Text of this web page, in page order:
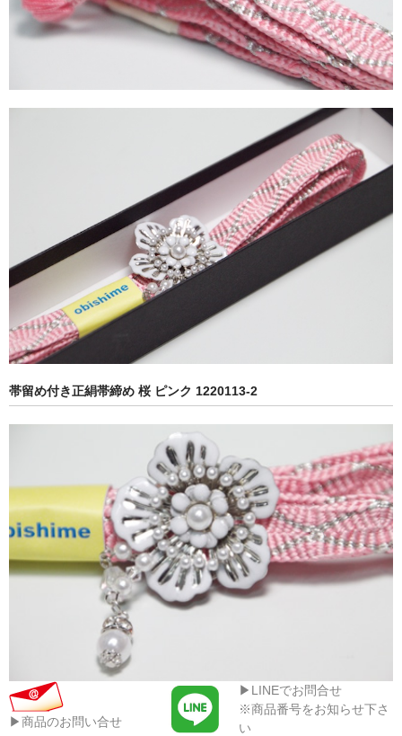
帯留め付き正絹帯締め 桜 ピンク 1220113-2
▶商品のお問い合せ
▶LINEでお問合せ
※商品番号をお知らせ下さ
い